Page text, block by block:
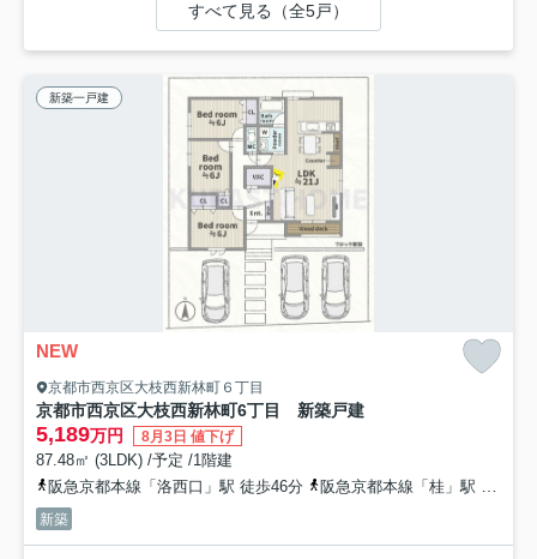
すべて見る（全5戸）
新築一戸建
NEW
京都市西京区大枝西新林町６丁目
京都市西京区大枝西新林町6丁目 新築戸建
5,189万円 8月3日 値下げ
87.48㎡ (3LDK) /予定 /1階建
阪急京都本線「洛西口」駅 徒歩46分
阪急京都本線「桂」駅
新築